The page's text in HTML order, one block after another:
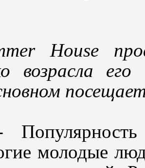
House
возрасла
молодые